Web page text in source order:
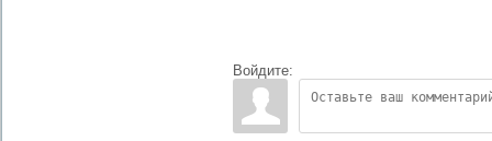
Войдите: